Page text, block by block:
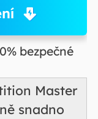
bezpečné
Master
snadno